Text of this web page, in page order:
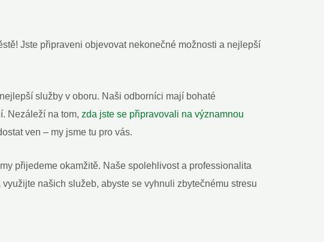
​Jste připraveni objevovat nekonečné možnosti a nejlepší
služby v oboru. Naši odborníci mají bohaté
Nezáleží‍ na tom, zda jste se připravovali na významnou
ven – my jsme tu pro vás.
přijedeme‍ okamžitě. Naše spolehlivost a professionalita
našich služeb,⁢ abyste se vyhnuli zbytečnému⁣ stresu